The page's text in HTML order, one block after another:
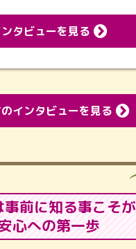
タビューを見る
インタビューを見る
事前に知る事こそが
心への第一歩